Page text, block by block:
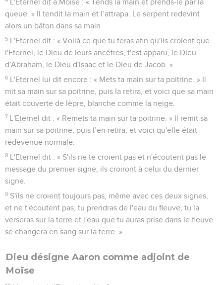
L'Eternel dit à Moïse : « Tends la main et prends-le par la
queue. » Il tendit la main et l’attrapa. Le serpent redevint
alors un bâton dans sa main.
5 L'Eternel dit : « Voilà ce que tu feras afin qu'ils croient que
l'Eternel, le Dieu de leurs ancêtres, t'est apparu, le Dieu
d'Abraham, le Dieu d'Isaac et le Dieu de Jacob. »
6 L'Eternel lui dit encore : « Mets ta main sur ta poitrine. » Il
mit sa main sur sa poitrine, puis la retira, et voici que sa main
était couverte de lèpre, blanche comme la neige.
7 L'Eternel dit : « Remets ta main sur ta poitrine. » Il remit sa
main sur sa poitrine, puis l’en retira, et voici qu'elle était
redevenue normale.
8 L'Eternel dit : « S'ils ne te croient pas et n'écoutent pas le
message du premier signe, ils croiront à celui du dernier
signe.
9 S'ils ne croient toujours pas, même avec ces deux signes,
et ne t'écoutent pas, tu prendras de l'eau du fleuve, tu la
verseras sur la terre et l'eau que tu auras prise dans le fleuve
se changera en sang sur la terre. »
Dieu désigne Aaron comme adjoint de
Moïse